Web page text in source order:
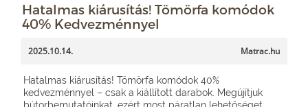
Hatalmas kiárusítás! Tömörfa komódok
40% Kedvezménnyel
2025.10.14. Matrac.hu
Hatalmas kiárusítás! Tömörfa komódok 40%
kedvezménnyel – csak a kiállított darabok. Megújítjuk
bútorbemutatóinkat, ezért most páratlan lehetőséget